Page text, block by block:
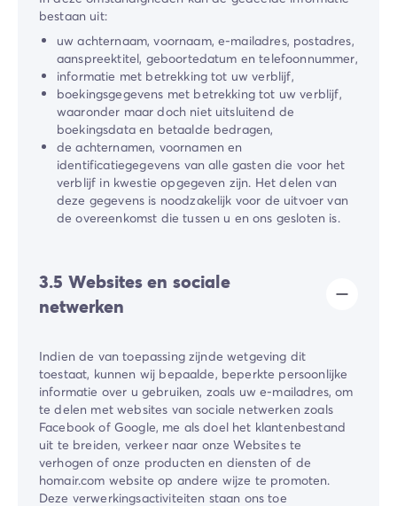
bestaan uit:
uw achternaam, voornaam, e-mailadres, postadres,
aanspreektitel, geboortedatum en telefoonnummer,
informatie met betrekking tot uw verblijf,
boekingsgegevens met betrekking tot uw verblijf,
waaronder maar doch niet uitsluitend de
boekingsdata en betaalde bedragen,
de achternamen, voornamen en
identificatiegegevens van alle gasten die voor het
verblijf in kwestie opgegeven zijn. Het delen van
deze gegevens is noodzakelijk voor de uitvoer van
de overeenkomst die tussen u en ons gesloten is.
3.5 Websites en sociale
netwerken
Indien de van toepassing zijnde wetgeving dit
toestaat, kunnen wij bepaalde, beperkte persoonlijke
informatie over u gebruiken, zoals uw e-mailadres, om
te delen met websites van sociale netwerken zoals
Facebook of Google, me als doel het klantenbestand
uit te breiden, verkeer naar onze Websites te
verhogen of onze producten en diensten of de
homair.com website op andere wijze te promoten.
Deze verwerkingsactiviteiten staan ons toe